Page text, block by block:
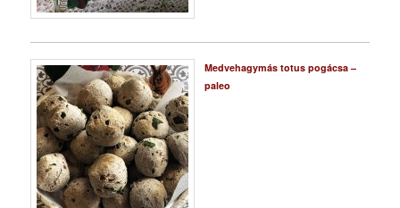
Medvehagymás totus pogácsa –
paleo